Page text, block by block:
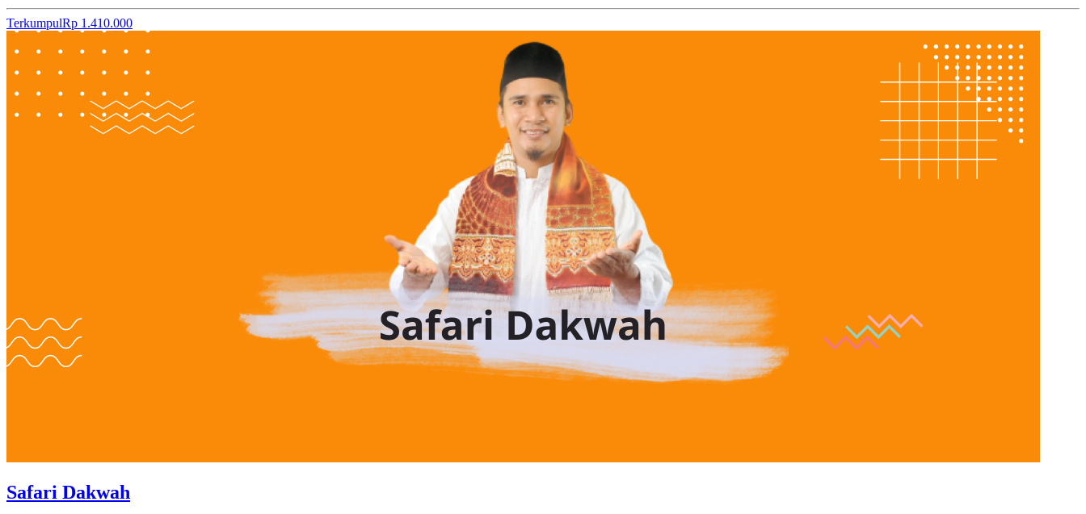
TerkumpulRp 1.410.000
Safari Dakwah